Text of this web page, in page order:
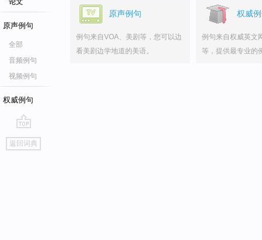
论文
原声例句
全部
音频例句
视频例句
权威例句
go
top
返回词典
原声例句
例句来自VOA、美剧等，您可以边
看美剧边学地道的美语。
权威
例句来自权威英文
等，提供最专业的